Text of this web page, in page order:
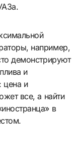
например,
демонстрируют
и
цена и
все, а найти
в